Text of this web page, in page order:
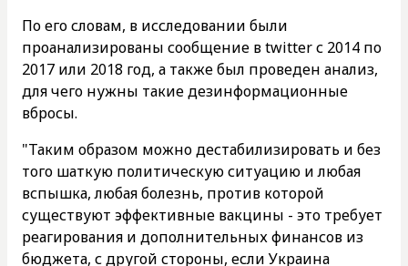
По его словам, в исследовании были
проанализированы сообщение в twitter с 2014 по
2017 или 2018 год, а также был проведен анализ,
для чего нужны такие дезинформационные
вбросы.
"Таким образом можно дестабилизировать и без
того шаткую политическую ситуацию и любая
вспышка, любая болезнь, против которой
существуют эффективные вакцины - это требует
реагирования и дополнительных финансов из
бюджета, с другой стороны, если Украина